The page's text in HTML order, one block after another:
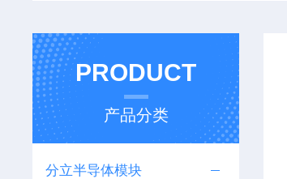
PRODUCT
产品分类
分立半导体模块